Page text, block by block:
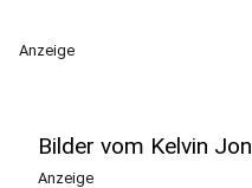
Anzeige
Bilder vom Kelvin
Anzeige